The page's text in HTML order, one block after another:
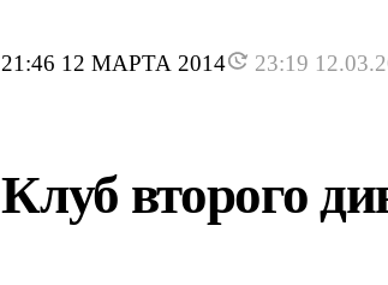
21:46 12 МАРТА 2014 23:19
Клуб второго